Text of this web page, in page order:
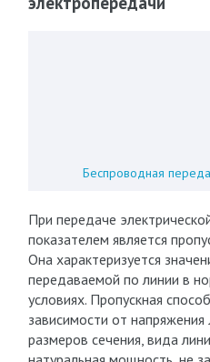
Беспроводная
При передаче
показателем является
Она характеризуется
передаваемой по линии в
условиях. Пропускная
зависимости от
размеров сечения, вида